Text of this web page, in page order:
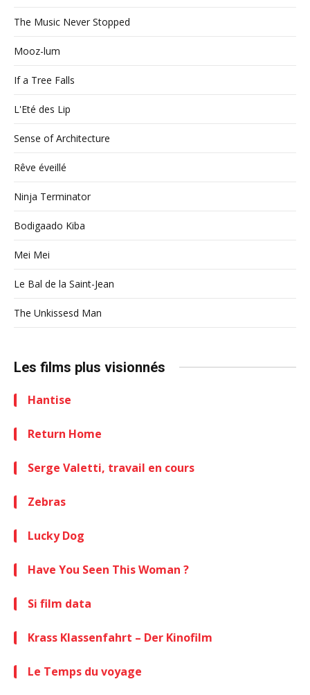
The Music Never Stopped
Mooz-lum
If a Tree Falls
L'Eté des Lip
Sense of Architecture
Rêve éveillé
Ninja Terminator
Bodigaado Kiba
Mei Mei
Le Bal de la Saint-Jean
The Unkissesd Man
Les films plus visionnés
Hantise
Return Home
Serge Valetti, travail en cours
Zebras
Lucky Dog
Have You Seen This Woman ?
Si film data
Krass Klassenfahrt – Der Kinofilm
Le Temps du voyage